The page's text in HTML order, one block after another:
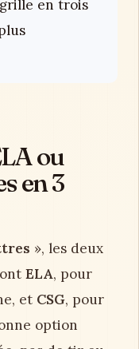
en trois
ou
en 3
», les deux
ELA, pour
et CSG, pour
option